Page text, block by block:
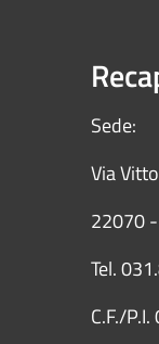
Sede:
Via
22070 -
Tel.
C.F./